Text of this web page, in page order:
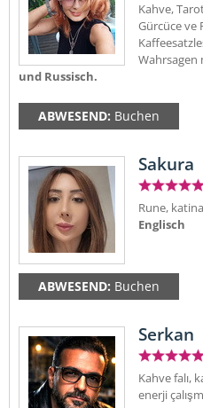
Kahve,
Gürcüce ve
Wahrsagen
und Russisch.
ABWESEND: Buchen
Sakura
Rune,
Englisch
ABWESEND: Buchen
Serkan
Kahve falı,
enerji